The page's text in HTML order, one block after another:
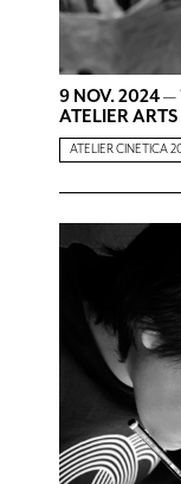
9 NOV. 2024—
ATELIER
ATELIER CINETICA